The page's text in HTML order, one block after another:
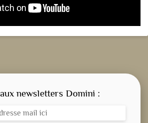
newsletters Domini :